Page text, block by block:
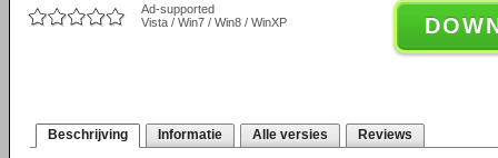
Ad-supported
Vista / Win7 / Win8 / WinXP
Beschrijving Informatie Alle versies Reviews